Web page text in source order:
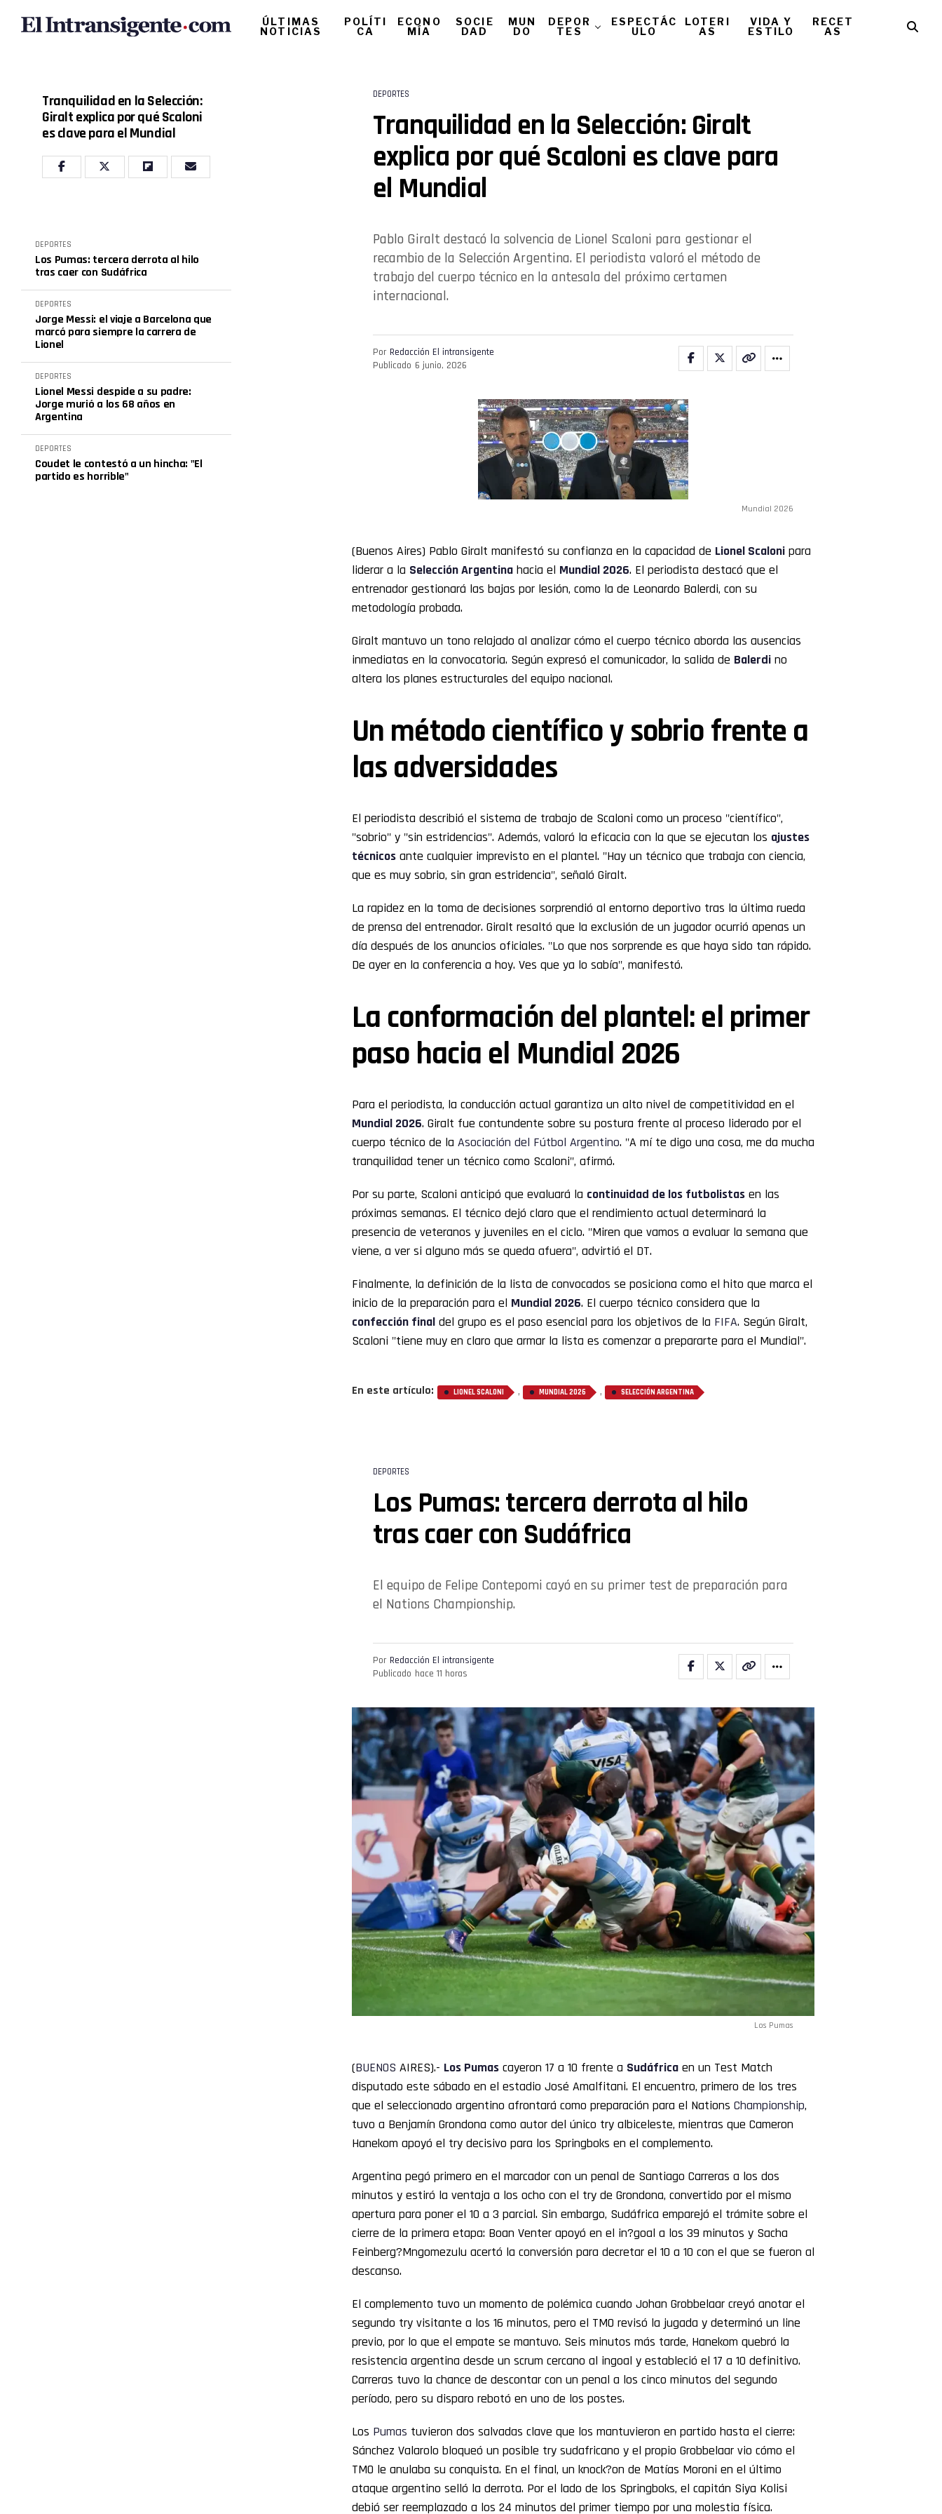
ÚLTIMAS
NOTICIAS
POLÍTI
CA
ECONO
MÍA
SOCIE
DAD
MUN
DO
DEPOR
TES
ESPECTÁC
ULO
LOTERI
AS
VIDA Y
ESTILO
RECET
AS
Tranquilidad en la Selección:
Giralt explica por qué Scaloni
es clave para el Mundial
DEPORTES
Los Pumas: tercera derrota al hilo
tras caer con Sudáfrica
DEPORTES
Jorge Messi: el viaje a Barcelona que
marcó para siempre la carrera de
Lionel
DEPORTES
Lionel Messi despide a su padre:
Jorge murió a los 68 años en
Argentina
DEPORTES
Coudet le contestó a un hincha: "El
partido es horrible"
DEPORTES
Tranquilidad en la Selección: Giralt
explica por qué Scaloni es clave para
el Mundial
Pablo Giralt destacó la solvencia de Lionel Scaloni para gestionar el
recambio de la Selección Argentina. El periodista valoró el método de
trabajo del cuerpo técnico en la antesala del próximo certamen
internacional.
Por Redacción El intransigente
Publicado 6 junio, 2026
Mundial 2026
(Buenos Aires) Pablo Giralt manifestó su confianza en la capacidad de Lionel Scaloni para
liderar a la Selección Argentina hacia el Mundial 2026. El periodista destacó que el
entrenador gestionará las bajas por lesión, como la de Leonardo Balerdi, con su
metodología probada.
Giralt mantuvo un tono relajado al analizar cómo el cuerpo técnico aborda las ausencias
inmediatas en la convocatoria. Según expresó el comunicador, la salida de Balerdi no
altera los planes estructurales del equipo nacional.
Un método científico y sobrio frente a
las adversidades
El periodista describió el sistema de trabajo de Scaloni como un proceso "científico",
"sobrio" y "sin estridencias". Además, valoró la eficacia con la que se ejecutan los ajustes
técnicos ante cualquier imprevisto en el plantel. "Hay un técnico que trabaja con ciencia,
que es muy sobrio, sin gran estridencia", señaló Giralt.
La rapidez en la toma de decisiones sorprendió al entorno deportivo tras la última rueda
de prensa del entrenador. Giralt resaltó que la exclusión de un jugador ocurrió apenas un
día después de los anuncios oficiales. "Lo que nos sorprende es que haya sido tan rápido.
De ayer en la conferencia a hoy. Ves que ya lo sabía", manifestó.
La conformación del plantel: el primer
paso hacia el Mundial 2026
Para el periodista, la conducción actual garantiza un alto nivel de competitividad en el
Mundial 2026. Giralt fue contundente sobre su postura frente al proceso liderado por el
cuerpo técnico de la Asociación del Fútbol Argentino. "A mí te digo una cosa, me da mucha
tranquilidad tener un técnico como Scaloni", afirmó.
Por su parte, Scaloni anticipó que evaluará la continuidad de los futbolistas en las
próximas semanas. El técnico dejó claro que el rendimiento actual determinará la
presencia de veteranos y juveniles en el ciclo. "Miren que vamos a evaluar la semana que
viene, a ver si alguno más se queda afuera", advirtió el DT.
Finalmente, la definición de la lista de convocados se posiciona como el hito que marca el
inicio de la preparación para el Mundial 2026. El cuerpo técnico considera que la
confección final del grupo es el paso esencial para los objetivos de la FIFA. Según Giralt,
Scaloni "tiene muy en claro que armar la lista es comenzar a prepararte para el Mundial".
En este artículo: LIONEL SCALONI , MUNDIAL 2026 , SELECCIÓN ARGENTINA
DEPORTES
Los Pumas: tercera derrota al hilo
tras caer con Sudáfrica
El equipo de Felipe Contepomi cayó en su primer test de preparación para
el Nations Championship.
Por Redacción El intransigente
Publicado hace 11 horas
Los Pumas
(BUENOS AIRES).- Los Pumas cayeron 17 a 10 frente a Sudáfrica en un Test Match
disputado este sábado en el estadio José Amalfitani. El encuentro, primero de los tres
que el seleccionado argentino afrontará como preparación para el Nations Championship,
tuvo a Benjamín Grondona como autor del único try albiceleste, mientras que Cameron
Hanekom apoyó el try decisivo para los Springboks en el complemento.
Argentina pegó primero en el marcador con un penal de Santiago Carreras a los dos
minutos y estiró la ventaja a los ocho con el try de Grondona, convertido por el mismo
apertura para poner el 10 a 3 parcial. Sin embargo, Sudáfrica emparejó el trámite sobre el
cierre de la primera etapa: Boan Venter apoyó en el in?goal a los 39 minutos y Sacha
Feinberg?Mngomezulu acertó la conversión para decretar el 10 a 10 con el que se fueron al
descanso.
El complemento tuvo un momento de polémica cuando Johan Grobbelaar creyó anotar el
segundo try visitante a los 16 minutos, pero el TMO revisó la jugada y determinó un line
previo, por lo que el empate se mantuvo. Seis minutos más tarde, Hanekom quebró la
resistencia argentina desde un scrum cercano al ingoal y estableció el 17 a 10 definitivo.
Carreras tuvo la chance de descontar con un penal a los cinco minutos del segundo
período, pero su disparo rebotó en uno de los postes.
Los Pumas tuvieron dos salvadas clave que los mantuvieron en partido hasta el cierre:
Sánchez Valarolo bloqueó un posible try sudafricano y el propio Grobbelaar vio cómo el
TMO le anulaba su conquista. En el final, un knock?on de Matías Moroni en el último
ataque argentino selló la derrota. Por el lado de los Springboks, el capitán Siya Kolisi
debió ser reemplazado a los 24 minutos del primer tiempo por una molestia física.